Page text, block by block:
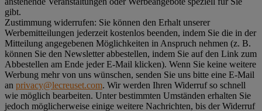
gibt.
Zustimmung widerrufen: Sie können den Erhalt unserer
Werbemitteilungen jederzeit kostenlos beenden, indem Sie die in der
Mitteilung angegebenen Möglichkeiten in Anspruch nehmen (z. B.
können Sie den Newsletter abbestellen, indem Sie auf den Link zum
Abbestellen am Ende jeder E-Mail klicken). Wenn Sie keine weitere
Werbung mehr von uns wünschen, senden Sie uns bitte eine E-Mail
an privacy@lecreuset.com. Wir werden Ihren Widerruf so schnell
wie möglich bearbeiten. Unter bestimmten Umständen erhalten Sie
jedoch möglicherweise einige weitere Nachrichten, bis der Widerruf